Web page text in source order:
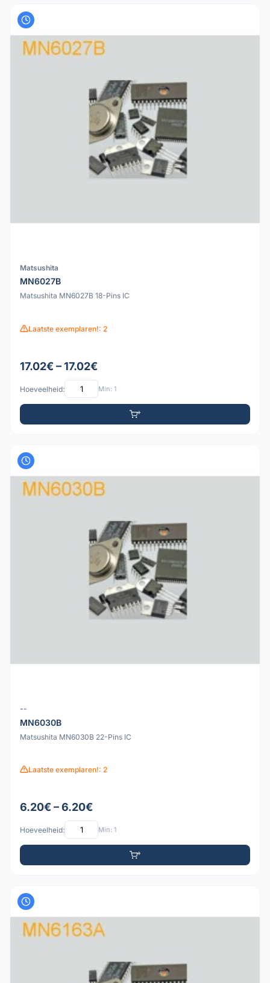
Matsushita
MN6027B
Matsushita MN6027B 18-Pins IC
Laatste exemplaren!: 2
17.02€ – 17.02€
Hoeveelheid: Min: 1
--
MN6030B
Matsushita MN6030B 22-Pins IC
Laatste exemplaren!: 2
6.20€ – 6.20€
Hoeveelheid: Min: 1